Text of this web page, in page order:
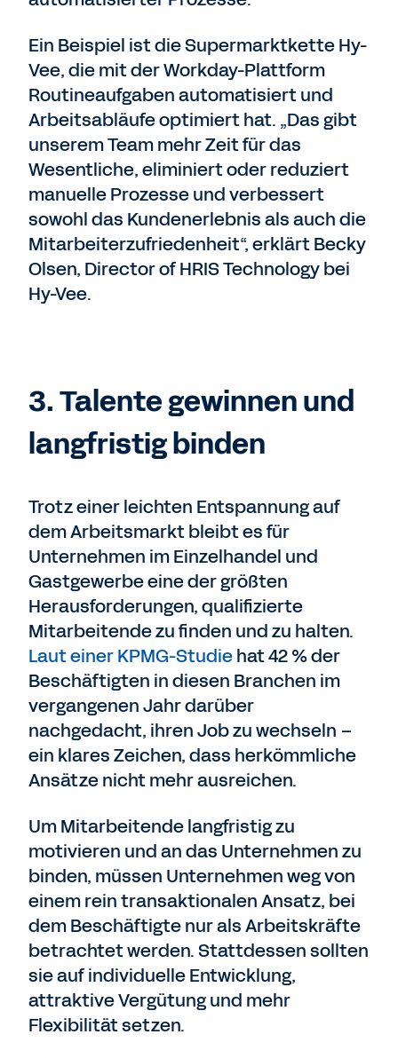
Ein Beispiel ist die Supermarktkette Hy-
Vee, die mit der Workday-Plattform
Routineaufgaben automatisiert und
Arbeitsabläufe optimiert hat. „Das gibt
unserem Team mehr Zeit für das
Wesentliche, eliminiert oder reduziert
manuelle Prozesse und verbessert
sowohl das Kundenerlebnis als auch die
Mitarbeiterzufriedenheit“, erklärt Becky
Olsen, Director of HRIS Technology bei
Hy-Vee.
3. Talente gewinnen und
langfristig binden
Trotz einer leichten Entspannung auf
dem Arbeitsmarkt bleibt es für
Unternehmen im Einzelhandel und
Gastgewerbe eine der größten
Herausforderungen, qualifizierte
Mitarbeitende zu finden und zu halten.
Laut einer KPMG-Studiehat 42 % der
Beschäftigten in diesen Branchen im
vergangenen Jahr darüber
nachgedacht, ihren Job zu wechseln –
ein klares Zeichen, dass herkömmliche
Ansätze nicht mehr ausreichen.
Um Mitarbeitende langfristig zu
motivieren und an das Unternehmen zu
binden, müssen Unternehmen weg von
einem rein transaktionalen Ansatz, bei
dem Beschäftigte nur als Arbeitskräfte
betrachtet werden. Stattdessen sollten
sie auf individuelle Entwicklung,
attraktive Vergütung und mehr
Flexibilität setzen.